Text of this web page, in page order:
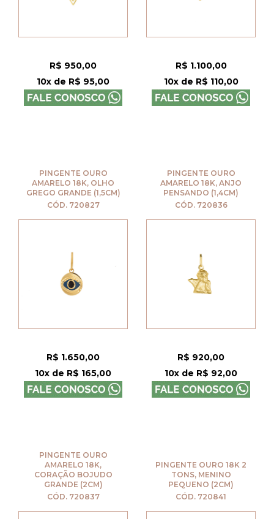
R$ 950,00
10x de R$ 95,00
R$ 1.100,00
10x de R$ 110,00
PINGENTE OURO
AMARELO 18K, OLHO
GREGO GRANDE (1,5CM)
CÓD. 720827
R$ 1.650,00
10x de R$ 165,00
PINGENTE OURO
AMARELO 18K, ANJO
PENSANDO (1,4CM)
CÓD. 720836
R$ 920,00
10x de R$ 92,00
PINGENTE OURO
AMARELO 18K,
CORAÇÃO BOJUDO
GRANDE (2CM)
CÓD. 720837
PINGENTE OURO 18K 2
TONS, MENINO
PEQUENO (2CM)
CÓD. 720841